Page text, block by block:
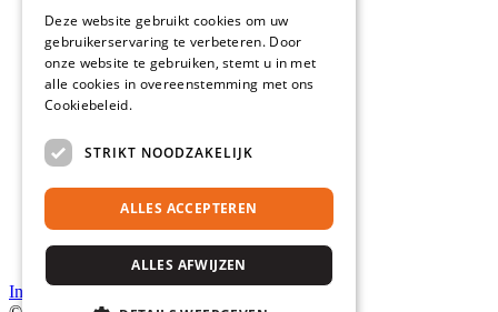
Instagram
Deze website gebruikt cookies om uw
gebruikerservaring te verbeteren. Door
onze website te gebruiken, stemt u in met
alle cookies in overeenstemming met ons
Cookiebeleid.
STRIKT NOODZAKELIJK
ALLES ACCEPTEREN
ALLES AFWIJZEN